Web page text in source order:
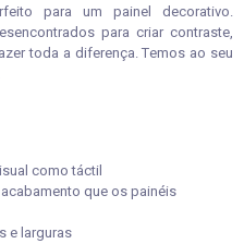
para um painel decorativo.
para criar contraste,
toda a diferença. Temos ao seu
como táctil
que os painéis
e larguras